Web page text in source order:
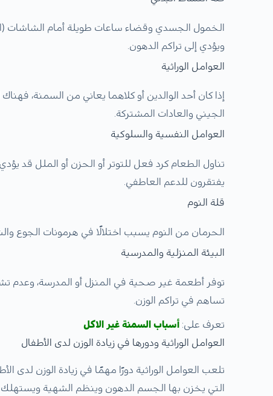
الخمول الجسدي وقضاء ساعات طويلة أمام الشاشات
ويؤدي إلى تراكم الدهون.
العوامل الوراثية
إذا كان أحد الوالدين أو كلاهما يعاني من السمنة،
الجيني والعادات المشتركة.
العوامل النفسية والسلوكية
تناول الطعام كرد فعل للتوتر أو الحزن أو الملل قد
يفتقرون للدعم العاطفي.
قلة النوم
الحرمان من النوم يسبب اختلالًا في هرمونات الجوع
البيئة المنزلية والمدرسية
توفر أطعمة غير صحية في المنزل أو المدرسة، وعدم
تساهم في تراكم الوزن.
تعرف على:أسباب السمنة غير الاكل
العوامل الوراثية ودورها في زيادة الوزن لدى الأطفال
تلعب العوامل الوراثية دورًا مهمًا في زيادة الوزن لدى
التي يخزن بها الجسم الدهون وينظم الشهية ويستهلك